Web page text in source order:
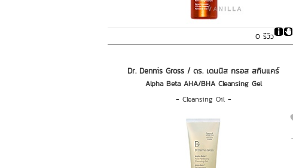
0 รีวิว
Dr. Dennis Gross / ดร. เดนนิส กรอส สกินแคร์
Alpha Beta AHA/BHA Cleansing Gel
- Cleansing Oil-